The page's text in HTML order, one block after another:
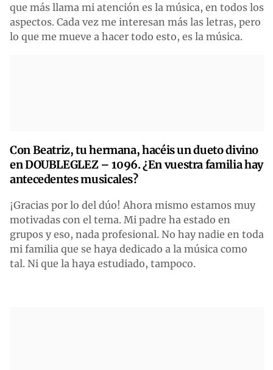
que más llama mi atención es la música, en todos los
aspectos. Cada vez me interesan más las letras, pero
lo que me mueve a hacer todo esto, es la música.
Con Beatriz, tu hermana, hacéis un dueto divino
en DOUBLEGLEZ – 1096. ¿En vuestra familia hay
antecedentes musicales?
¡Gracias por lo del dúo! Ahora mismo estamos muy
motivadas con el tema. Mi padre ha estado en
grupos y eso, nada profesional. No hay nadie en toda
mi familia que se haya dedicado a la música como
tal. Ni que la haya estudiado, tampoco.